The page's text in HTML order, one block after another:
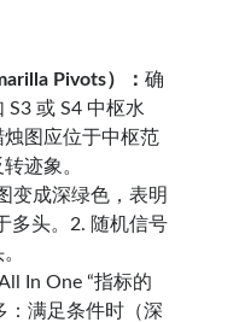
Pivots）：确
或 S4 中枢水
图应位于中枢范
迹象。
变成深绿色，表明
多头。2. 随机信号
In One “指标的
：满足条件时（深